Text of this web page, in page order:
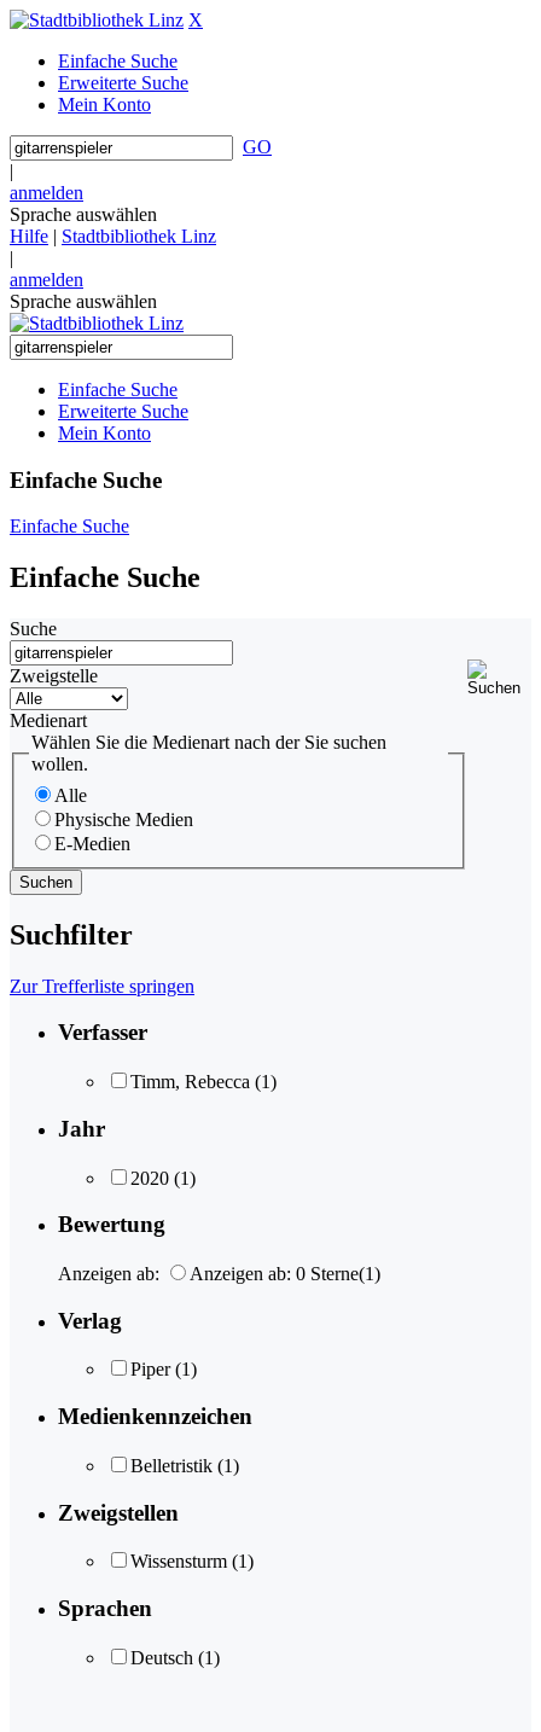
X
Einfache Suche
Erweiterte Suche
Mein Konto
GO
|
anmelden
Sprache auswählen
Hilfe | Stadtbibliothek Linz
|
anmelden
Sprache auswählen
Einfache Suche
Erweiterte Suche
Mein Konto
Einfache Suche
Einfache Suche
Einfache Suche
Suche
Zweigstelle
Medienart
Wählen Sie die Medienart nach der Sie suchen
wollen.
Alle
Physische Medien
E-Medien
Suchfilter
Zur Trefferliste springen
Verfasser
Timm, Rebecca (1)
Jahr
2020 (1)
Bewertung
Anzeigen ab: Anzeigen ab: 0 Sterne(1)
Verlag
Piper (1)
Medienkennzeichen
Belletristik (1)
Zweigstellen
Wissensturm (1)
Sprachen
Deutsch (1)